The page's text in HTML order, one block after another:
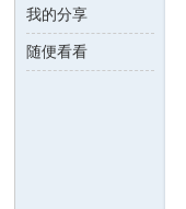
我的分享
随便看看